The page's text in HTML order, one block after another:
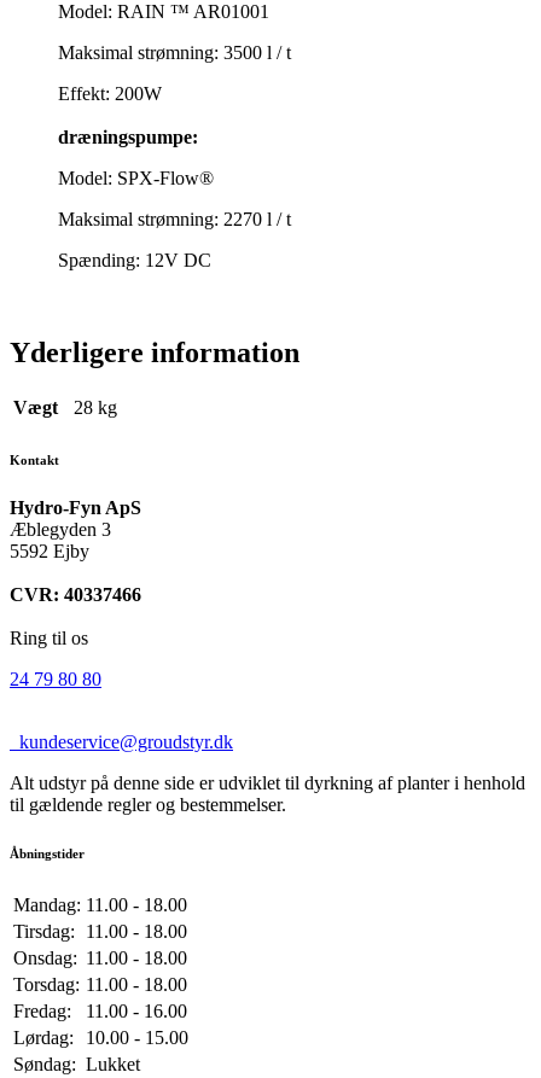
Model: RAIN ™ AR01001
Maksimal strømning: 3500 l / t
Effekt: 200W
dræningspumpe:
Model: SPX-Flow®
Maksimal strømning: 2270 l / t
Spænding: 12V DC
Yderligere information
Vægt 28 kg
Kontakt
Hydro-Fyn ApS
Æblegyden 3
5592 Ejby
CVR: 40337466
Ring til os
24 79 80 80
kundeservice@groudstyr.dk
Alt udstyr på denne side er udviklet til dyrkning af planter i henhold
til gældende regler og bestemmelser.
Åbningstider
Mandag: 11.00 - 18.00
Tirsdag:
11.00 - 18.00
Onsdag: 11.00 - 18.00
Torsdag: 11.00 - 18.00
Fredag:
11.00 - 16.00
Lørdag:
10.00 - 15.00
Søndag: Lukket